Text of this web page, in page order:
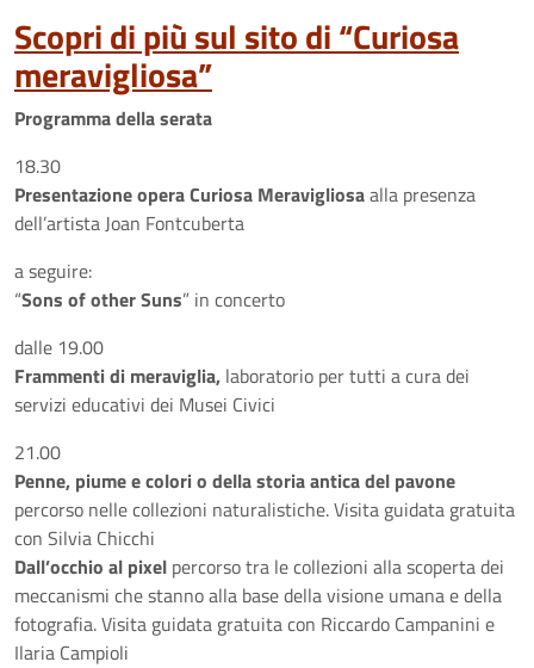
Scopri di più sul sito di “Curiosa
meravigliosa”
Programma della serata
18.30
Presentazione opera Curiosa Meravigliosaalla presenza
dell’artista Joan Fontcuberta
a seguire:
“Sons of other Suns” in concerto
dalle 19.00
Frammenti di meraviglia, laboratorio per tutti a cura dei
servizi educativi dei Musei Civici
21.00
Penne, piume e colori o della storia antica del pavone
percorso nelle collezioni naturalistiche. Visita guidata gratuita
con Silvia Chicchi
Dall’occhio al pixel percorso tra le collezioni alla scoperta dei
meccanismi che stanno alla base della visione umana e della
fotografia. Visita guidata gratuita con Riccardo Campanini e
Ilaria Campioli